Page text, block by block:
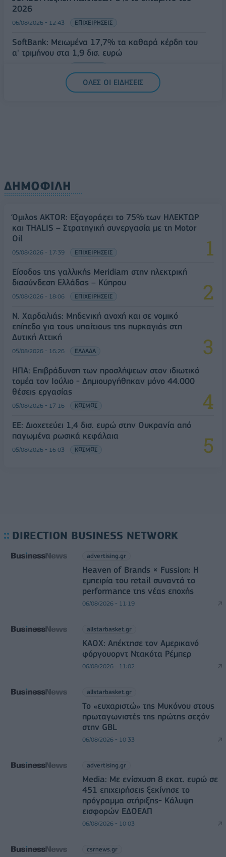
2026
06/08/2026 - 12:43 ΕΠΙΧΕΙΡΗΣΕΙΣ
SoftBank: Μειωμένα 17,7% τα καθαρά κέρδη του
α' τριμήνου στα 1,9 δισ. ευρώ
ΟΛΕΣ ΟΙ ΕΙΔΗΣΕΙΣ
ΔΗΜΟΦΙΛΗ
Όμιλος AKTOR: Εξαγοράζει το 75% των ΗΛΕΚΤΩΡ
και THALIS – Στρατηγική συνεργασία με τη Motor
Oil
05/08/2026 - 17:39 ΕΠΙΧΕΙΡΗΣΕΙΣ
Είσοδος της γαλλικής Meridiam στην ηλεκτρική
διασύνδεση Ελλάδας – Κύπρου
05/08/2026 - 18:06 ΕΠΙΧΕΙΡΗΣΕΙΣ
Ν. Χαρδαλιάς: Μηδενική ανοχή και σε νομικό
επίπεδο για τους υπαίτιους της πυρκαγιάς στη
Δυτική Αττική
05/08/2026 - 16:26 ΕΛΛΑΔΑ
ΗΠΑ: Επιβράδυνση των προσλήψεων στον ιδιωτικό
τομέα τον Ιούλιο - Δημιουργήθηκαν μόνο 44.000
θέσεις εργασίας
05/08/2026 - 17:16 ΚΟΣΜΟΣ
ΕΕ: Διοχετεύει 1,4 δισ. ευρώ στην Ουκρανία από
παγωμένα ρωσικά κεφάλαια
05/08/2026 - 16:03 ΚΟΣΜΟΣ
DIRECTION BUSINESS NETWORK
advertising.gr
Heaven of Brands × Fussion: Η
εμπειρία του retail συναντά το
performance της νέας εποχής
06/08/2026 - 11:19
allstarbasket.gr
ΚΑΟΧ: Απέκτησε τον Αμερικανό
φόργουορντ Ντακότα Ρέμπερ
06/08/2026 - 11:02
allstarbasket.gr
Το «ευχαριστώ» της Μυκόνου στους
πρωταγωνιστές της πρώτης σεζόν
στην GBL
06/08/2026 - 10:33
advertising.gr
Media: Με ενίσχυση 8 εκατ. ευρώ σε
451 επιχειρήσεις ξεκίνησε το
πρόγραμμα στήριξης- Κάλυψη
εισφορών ΕΔΟΕΑΠ
06/08/2026 - 10:03
csrnews.gr